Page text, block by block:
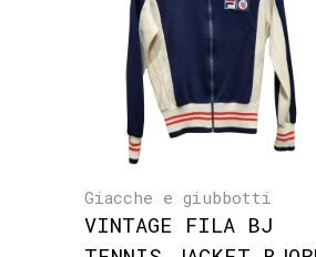
Giacche e giubbotti
VINTAGE FILA BJ